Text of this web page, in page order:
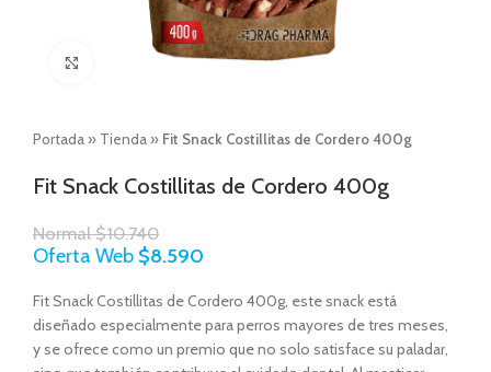
Click to enlarge
Portada » Tienda » Fit Snack Costillitas de Cordero 400g
Fit Snack Costillitas de Cordero 400g
Normal$10.740
Oferta Web $8.590
Fit Snack Costillitas de Cordero 400g, este snack está
diseñado especialmente para perros mayores de tres meses,
y se ofrece como un premio que no solo satisface su paladar,